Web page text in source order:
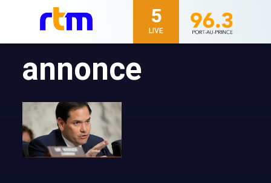
5
LIVE
annonce